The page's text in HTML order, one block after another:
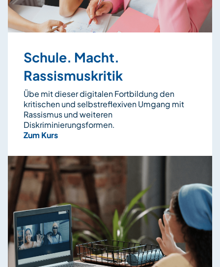
Schule. Macht.
Rassismuskritik
Übe mit dieser digitalen Fortbildung den
kritischen und selbstreflexiven Umgang mit
Rassismus und weiteren
Diskriminierungsformen.
Zum Kurs